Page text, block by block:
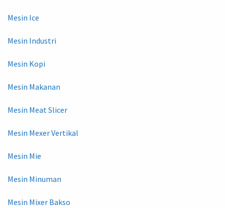
Mesin Ice
Mesin Industri
Mesin Kopi
Mesin Makanan
Mesin Meat Slicer
Mesin Mexer Vertikal
Mesin Mie
Mesin Minuman
Mesin Mixer Bakso